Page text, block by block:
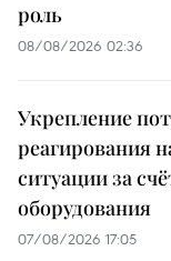
роль
08/08/2026 02:36
Укрепление
реагирования
ситуации за
оборудования
07/08/2026 17:05